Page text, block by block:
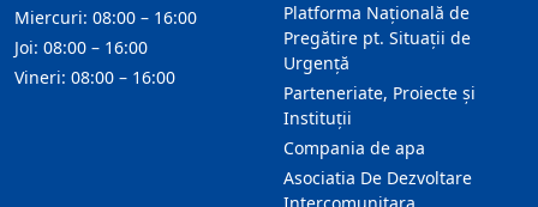
Platforma Națională de
Pregătire pt. Situații de
Urgență
Parteneriate, Proiecte și
Instituții
Compania de apa
Asociatia De Dezvoltare
Miercuri: 08:00 – 16:00
Joi: 08:00 – 16:00
Vineri: 08:00 – 16:00